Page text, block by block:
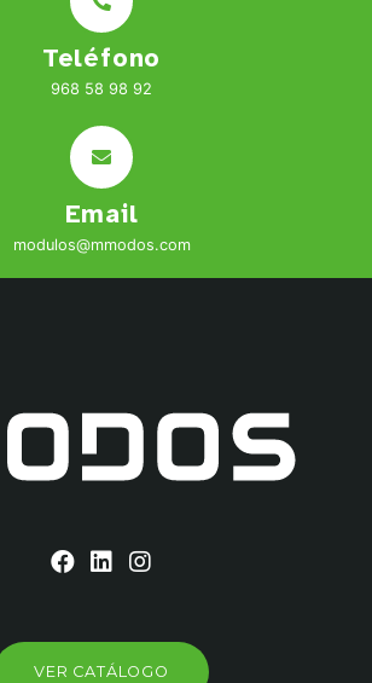
Teléfono
968 58 98 92
Email
modulos@mmodos.com
VER CATÁLOGO